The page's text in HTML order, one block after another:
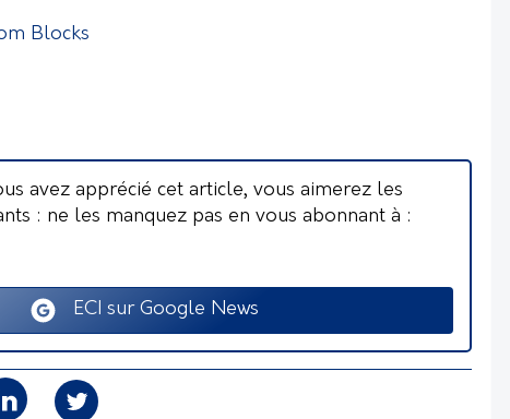
Blocks
avez apprécié cet article, vous aimerez les
: ne les manquez pas en vous abonnant à :
ECI sur Google News